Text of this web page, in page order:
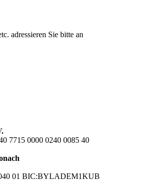
adressieren Sie bitte an
7715 0000 0240 0085 40
01 BIC:BYLADEM1KUB